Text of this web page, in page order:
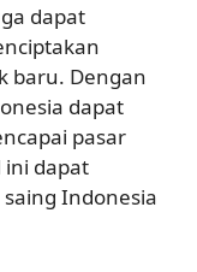
dapat
baru. Dengan
dapat
pasar
ini dapat
Indonesia